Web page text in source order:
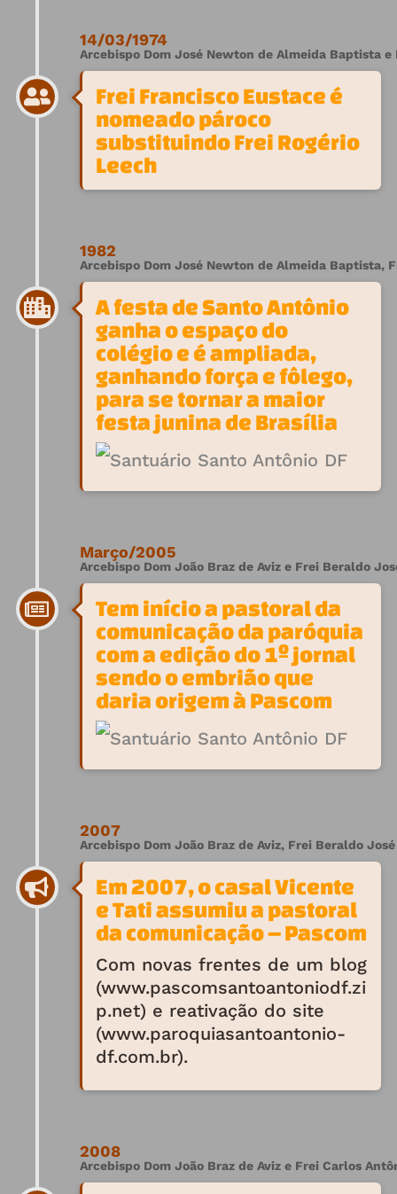
14/03/1974
Arcebispo Dom José Newton de Almeida Baptista e
Frei Francisco Eustace é
nomeado pároco
substituindo Frei Rogério
Leech
1982
Arcebispo Dom José Newton de Almeida Baptista,
A festa de Santo Antônio
ganha o espaço do
colégio e é ampliada,
ganhando força e fôlego,
para se tornar a maior
festa junina de Brasília
Março/2005
Arcebispo Dom João Braz de Aviz e Frei Beraldo
Tem início a pastoral da
comunicação da paróquia
com a edição do 1º jornal
sendo o embrião que
daria origem à Pascom
2007
Arcebispo Dom João Braz de Aviz, Frei Beraldo
Em 2007, o casal Vicente
e Tati assumiu a pastoral
da comunicação – Pascom
Com novas frentes de um blog
(www.pascomsantoantoniodf.zi
p.net) e reativação do site
(www.paroquiasantoantonio-
df.com.br).
2008
Arcebispo Dom João Braz de Aviz e Frei Carlos